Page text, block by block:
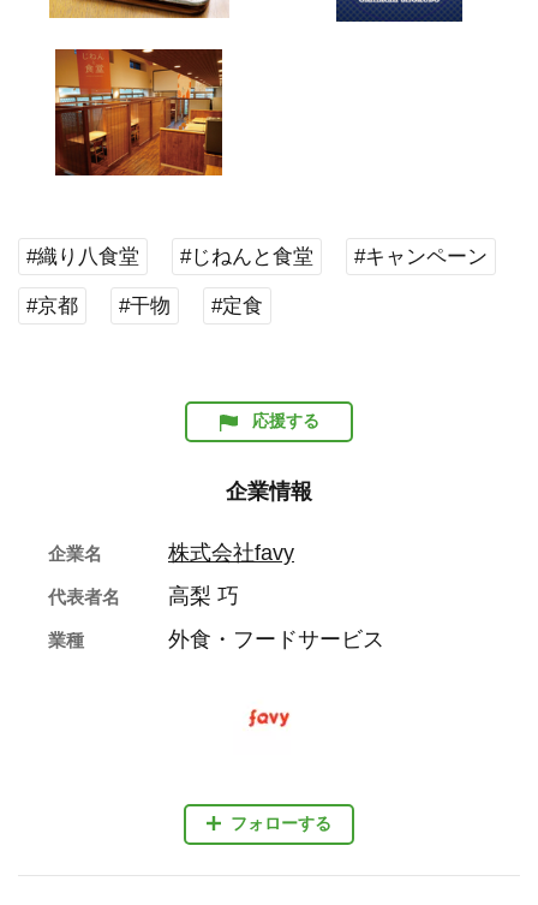
#織り八食堂 #じねんと食堂 #キャンペーン
#京都 #干物 #定食
応援する
企業情報
フォローする
企業名 株式会社favy
代表者名 高梨 巧
業種 外食・フードサービス